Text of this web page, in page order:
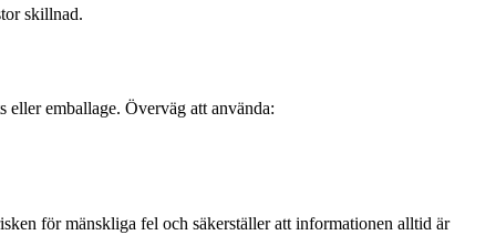
skillnad.
eller emballage. Överväg att använda:
för mänskliga fel och säkerställer att informationen alltid är